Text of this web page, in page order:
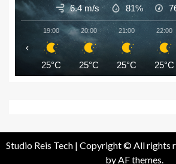
6.4 m/s 81%
19:00
25°C
20:00
25°C
21:00
25°C
22:00
25°C
‹
Studio Reis Tech | Copyright © All rights
by AF themes.